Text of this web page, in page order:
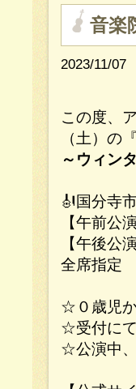
音楽
2023/11/07
この度、
（土）の『
～ウィン
🎻国分寺
【午前公
【午後公
全席指定
☆０歳児
☆受付に
☆公演中